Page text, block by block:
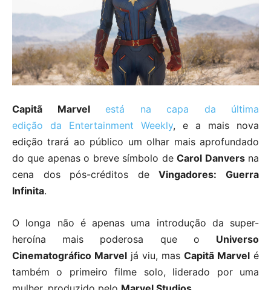
Capitã Marvel
está na capa da última
edição da Entertainment Weekly, e a mais nova
edição trará ao público um olhar mais aprofundado
do que apenas o breve símbolo deCarol Danversna
cena dos pós-créditos deVingadores: Guerra
Infinita.
O longa não é apenas uma introdução da super-
heroína mais poderosa que o Universo
Cinematográfico Marvel já viu, mas Capitã Marvel é
também o primeiro filme solo, liderado por uma